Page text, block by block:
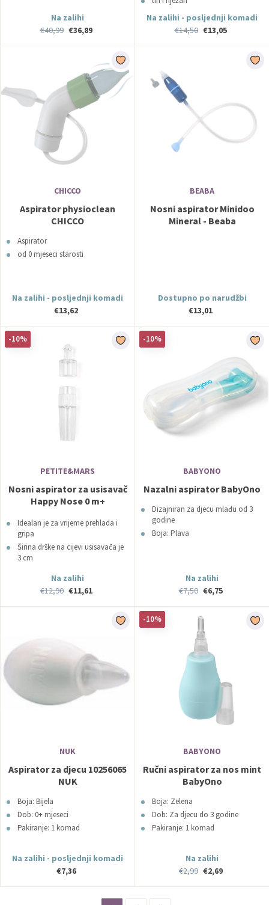
Na zalihi
€40,99 €36,89
pokretan snagom vaših pluća
nije potreban filtar
Na zalihi - posljednji komadi
€14,50 €13,05
CHICCO
Aspirator physioclean
CHICCO
Aspirator
od 0 mjeseci starosti
Na zalihi - posljednji komadi
€13,62
BEABA
Nosni aspirator Minidoo
Mineral - Beaba
Dostupno po narudžbi
€13,01
-10%
PETITE&MARS
Nosni aspirator za usisavač
Happy Nose 0 m+
Idealan je za vrijeme prehlada i
gripa
Širina drške na cijevi usisavača je
3 cm
Ne izaziva alergije
Na zalihi
€12,90 €11,61
-10%
BABYONO
Nazalni aspirator BabyOno
Dizajniran za djecu mlađu od 3
godine
Boja: Plava
Na zalihi
€7,50 €6,75
NUK
Aspirator za djecu 10256065
NUK
Boja: Bijela
Dob: 0+ mjeseci
Pakiranje: 1 komad
Na zalihi - posljednji komadi
€7,36
-10%
BABYONO
Ručni aspirator za nos mint
BabyOno
Boja: Zelena
Dob: Za djecu do 3 godine
Pakiranje: 1 komad
Na zalihi
€2,99 €2,69